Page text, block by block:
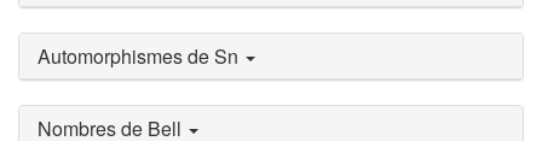
Automorphismes de Sn
Nombres de Bell